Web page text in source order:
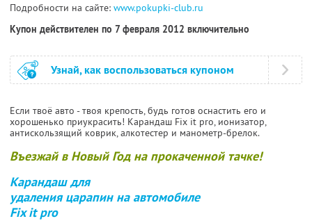
Подробности на сайте: www.pokupki-club.ru
Купон действителен по 7 февраля 2012 включительно
Узнай, как воспользоваться купоном
Если твоё авто - твоя крепость, будь готов оснастить его и
хорошенько приукрасить! Карандаш Fix it pro, ионизатор,
антискользящий коврик, алкотестер и манометр-брелок.
Въезжай в Новый Год на прокаченной тачке!
Карандаш для
удаления царапин на автомобиле
Fix it pro